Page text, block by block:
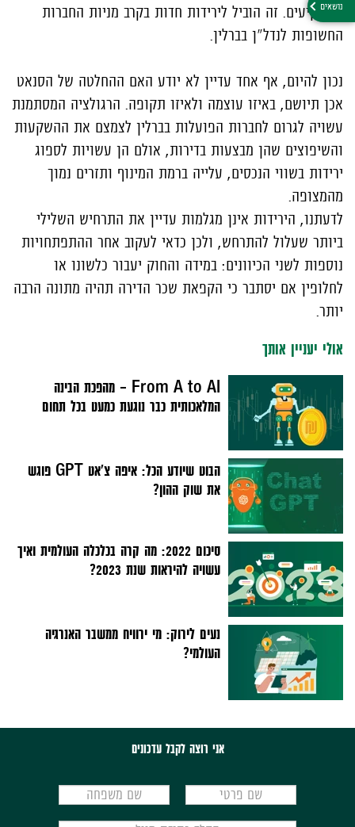
המשקיעים. זה הוביל לירידות חדות בקרב מניות החברות
החשופות לנדל"ן בברלין.
נכון להיום, אף אחד עדיין לא יודע האם ההחלטה של הסנאט
אכן תיושם, באיזו עוצמה ולאיזו תקופה. הרגולציה המסתמנת
עשויה לגרום לחברות הפועלות בברלין לצמצם את ההשקעות
והשיפוצים שהן מבצעות בדירות, אולם הן עשויות לספוג
ירידות בשווי הנכסים, עלייה ברמת המינוף ותזרים נמוך
מהמצופה.
לדעתנו, הירידות אינן מגלמות עדיין את התרחיש השלילי
ביותר שעלול להתרחש, ולכן כדאי לעקוב אחר ההתפתחויות
נוספות לשני הכיוונים: במידה והחוק יעבור כלשונו או
לחלופין אם יסתבר כי הקפאת שכר הדירה תהיה מתונה הרבה
יותר.
אולי יעניין אותך
From A to AI – מהפכת הבינה
המלאכותית כבר נוגעת כמעט בכל תחום
הבוט שיודע הכל: איפה צ'אט GPT פוגש
את שוק ההון?
סיכום 2022: מה קרה בכלכלה העולמית ואיך
עשויה להיראות שנת 2023?
נעים לירוק: מי ירוויח ממשבר האנרגיה
העולמי?
אני רוצה לקבל עדכונים